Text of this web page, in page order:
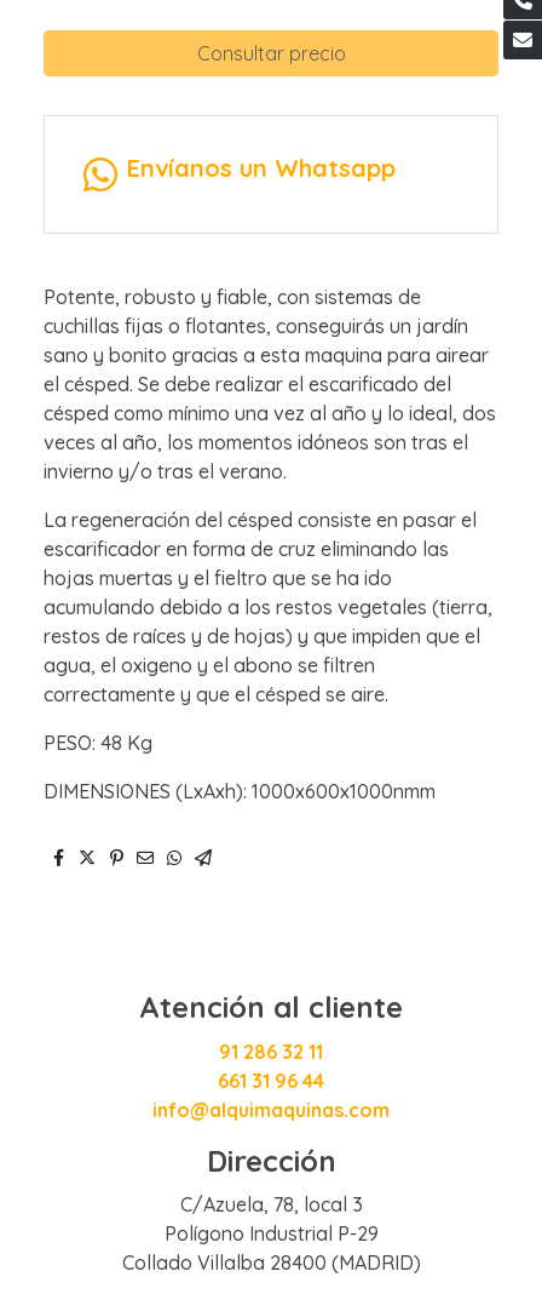
Consultar precio
Envíanos un Whatsapp
Potente, robusto y fiable, con sistemas de
cuchillas fijas o flotantes, conseguirás un jardín
sano y bonito gracias a esta maquina para airear
el césped. Se debe realizar el escarificado del
césped como mínimo una vez al año y lo ideal, dos
veces al año, los momentos idóneos son tras el
invierno y/o tras el verano.
La regeneración del césped consiste en pasar el
escarificador en forma de cruz eliminando las
hojas muertas y el fieltro que se ha ido
acumulando debido a los restos vegetales (tierra,
restos de raíces y de hojas) y que impiden que el
agua, el oxigeno y el abono se filtren
correctamente y que el césped se aire.
PESO: 48 Kg
DIMENSIONES (LxAxh): 1000x600x1000nmm
Atención al cliente
91 286 32 11
661 31 96 44
info@alquimaquinas.com
Dirección
C/Azuela, 78, local 3
Polígono Industrial P-29
Collado Villalba 28400 (MADRID)